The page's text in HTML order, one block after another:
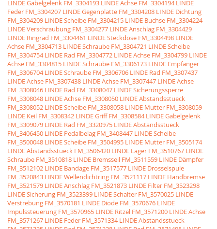
LINDE Gabelgelenk FM_3304193 LINDE Achse FM_3304194 LINDE
Feder FM_3304207 LINDE Gegenplatte FM_3304208 LINDE Dichtung
FM_3304209 LINDE Scheibe FM_3304215 LINDE Buchse FM_3304224
LINDE Verschraubung FM_3304277 LINDE Anschlag FM_3304429
LINDE Ringrad FM_3304461 LINDE Steckdose FM_3304498 LINDE
Achse FM_3304713 LINDE Schraube FM_3304721 LINDE Scheibe
FM_3304754 LINDE Rad FM_3304772 LINDE Achse FM_3304799 LINDE
Achse FM_3304815 LINDE Schraube FM_3306173 LINDE Empfänger
FM_3306704 LINDE Schraube FM_3306706 LINDE Rad FM_3307437
LINDE Achse FM_3307438 LINDE Achse FM_3307447 LINDE Achse
FM_3308046 LINDE Rad FM_3308047 LINDE Sicherungssperre
FM_3308048 LINDE Achse FM_3308050 LINDE Abstandsstueck
FM_3308052 LINDE Scheibe FM_3308058 LINDE Mutter FM_3308059
LINDE Keil FM_3308342 LINDE Griff FM_3308584 LINDE Gabelgelenk
FM_3309079 LINDE Rad FM_3320975 LINDE Abstandsstueck
FM_3406450 LINDE Pedalbelag FM_3408447 LINDE Scheibe
FM_3500048 LINDE Scheibe FM_3504995 LINDE Mutter FM_3505174
LINDE Abstandsstueck FM_3506420 LINDE Lager FM_3510767 LINDE
Schraube FM_3510818 LINDE Bremsseil FM_3511559 LINDE Dämpfer
FM_3512102 LINDE Bandage FM_3517577 LINDE Drosselspule
FM_3520843 LINDE Wellendichtring FM_3521117 LINDE Handbremse
FM_3521579 LINDE Anschlag FM_3521873 LINDE Filter FM_3523298
LINDE Sicherung FM_3523399 LINDE Schalter FM_3570025 LINDE
Verstrebung FM_3570181 LINDE Diode FM_3570676 LINDE
Impulssteuerung FM_3570965 LINDE Ritzel FM_3571200 LINDE Achse
FM_3571267 LINDE Feder FM_3571334 LINDE Abstandsstueck